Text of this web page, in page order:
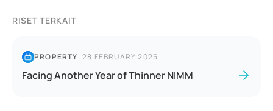
RISET TERKAIT
PROPERTY|28 FEBRUARY 2025
Facing Another Year of Thinner NIMM